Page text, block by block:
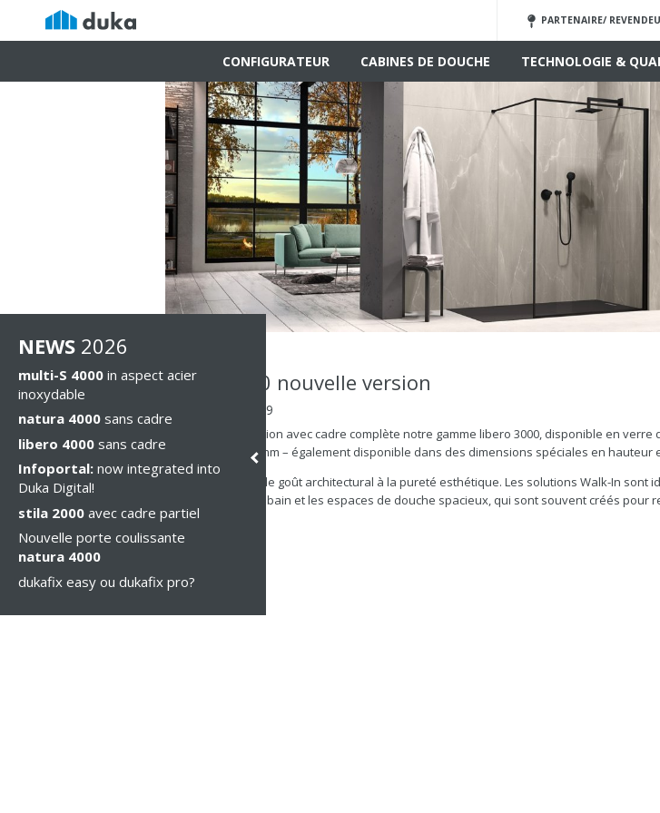
PARTENAIRE/
CONFIGURATEUR CABINES DE DOUCHE TECHNOLOGIE &
libero 3000 nouvelle version
mer., 18 déc. 2019
Une nouvelle version avec cadre complète notre gamme libero 3000, disponible en verre
trempé de 6 et 8 mm – également disponible dans des dimensions spéciales en hauteur
La paroi libre allie le goût architectural à la pureté esthétique. Les solutions Walk-In sont
grandes salles de bain et les espaces de douche spacieux, qui sont souvent créés pour
baignoire.
NEWS 2026
multi-S 4000 in aspect acier
inoxydable
natura 4000 sans cadre
libero 4000 sans cadre
Infoportal: now integrated into
Duka Digital!
stila 2000 avec cadre partiel
Nouvelle porte coulissante
natura 4000
dukafix easy ou dukafix pro?